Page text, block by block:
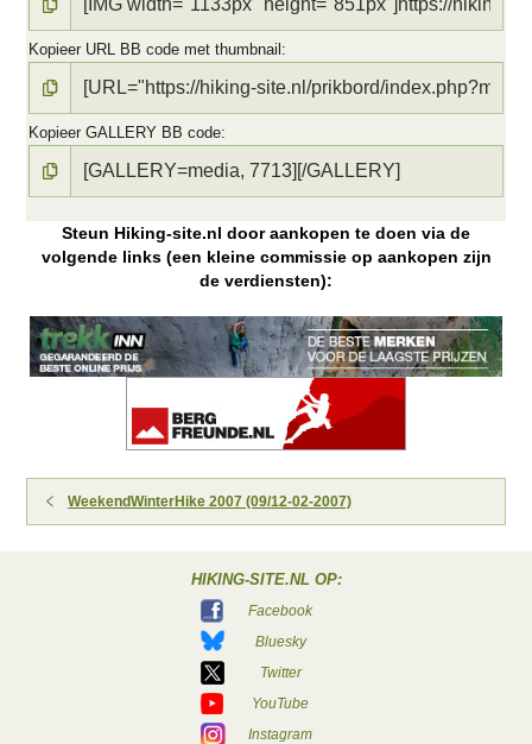
Kopieer URL BB code met thumbnail
Kopieer GALLERY BB code
Steun Hiking-site.nl door aankopen te doen via de
volgende links (een kleine commissie op aankopen zijn
de verdiensten):
WeekendWinterHike 2007 (09/12-02-2007)
HIKING-SITE.NL OP:
Facebook
Bluesky
Twitter
YouTube
Instagram